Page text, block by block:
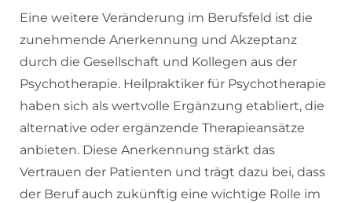
Eine weitere Veränderung im Berufsfeld ist die
zunehmende Anerkennung und Akzeptanz
durch die Gesellschaft und Kollegen aus der
Psychotherapie. Heilpraktiker für Psychotherapie
haben sich als wertvolle Ergänzung etabliert, die
alternative oder ergänzende Therapieansätze
anbieten. Diese Anerkennung stärkt das
Vertrauen der Patienten und trägt dazu bei, dass
der Beruf auch zukünftig eine wichtige Rolle im